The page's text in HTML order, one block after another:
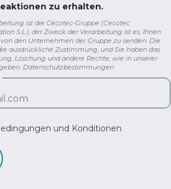
zu erhalten.
ist die Cecotec-Gruppe (Cecotec
S.L.), der Zweck der Verarbeitung ist es, Ihnen
den Unternehmen der Gruppe zu senden. Die
ausdrückliche Zustimmung, und Sie haben das
Löschung und andere Rechte, wie in unserer
Datenschutzbestimmungen
und Konditionen